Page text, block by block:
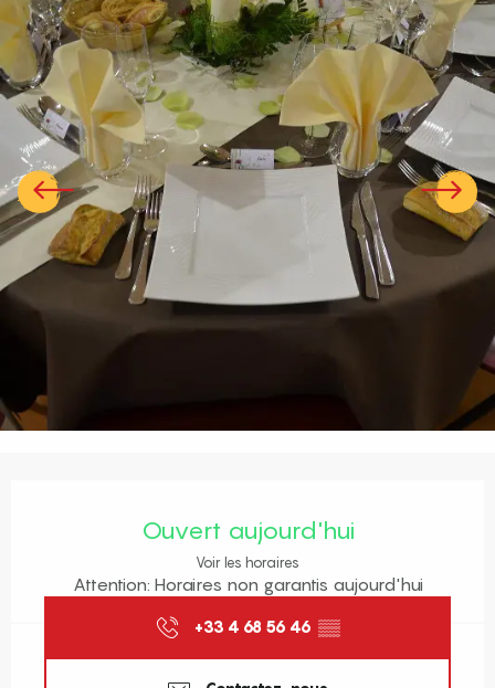
Ouvert aujourd'hui
Voir les horaires
Attention: Horaires non garantis aujourd'hui
+33 4 68 56 46 ▒▒